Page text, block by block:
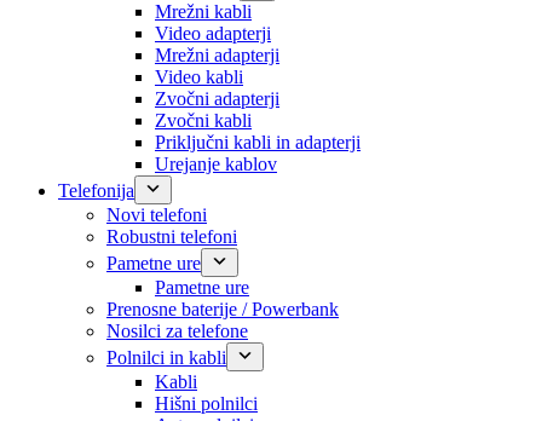
Mrežni kabli
Video adapterji
Mrežni adapterji
Video kabli
Zvočni adapterji
Zvočni kabli
Priključni kabli in adapterji
Urejanje kablov
Telefonija
Novi telefoni
Robustni telefoni
Pametne ure
Pametne ure
Prenosne baterije / Powerbank
Nosilci za telefone
Polnilci in kabli
Kabli
Hišni polnilci